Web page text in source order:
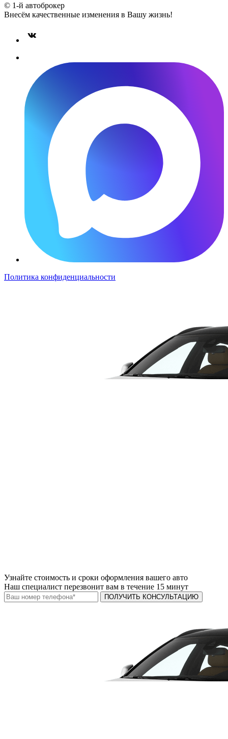
© 1-й автоброкер
Внесём качественные изменения в Вашу жизнь!
Политика конфиденциальности
Узнайте стоимость и сроки оформления вашего авто
Наш специалист перезвонит вам в течение 15 минут
ПОЛУЧИТЬ КОНСУЛЬТАЦИЮ